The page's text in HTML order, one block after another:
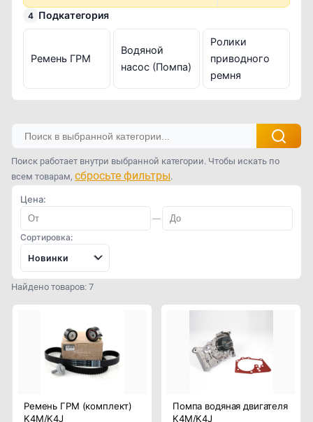
4 Подкатегория
Ремень ГРМ
Водяной
насос (Помпа)
Ролики
приводного
ремня
Поиск работает внутри выбранной категории. Чтобы искать по
всем товарам, сбросьте фильтры.
Цена:
—
Сортировка:
Новинки
Найдено товаров: 7
Ремень ГРМ (комплект)
K4M/K4J
Помпа водяная двигателя
K4M/K4J